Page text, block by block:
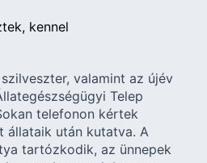
kennel
valamint az újév
Telep
telefonon kértek
állataik után kutatva. A
tartózkodik, az ünnepek